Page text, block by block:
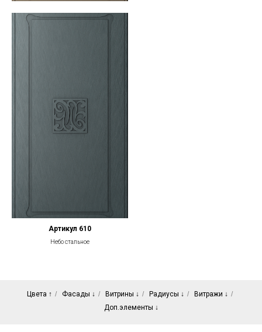
Артикул 610
Небо стальное
Цвета ↑ / Фасады ↓ / Витрины ↓ / Радиусы ↓ / Витражи ↓ /
Доп.элементы ↓